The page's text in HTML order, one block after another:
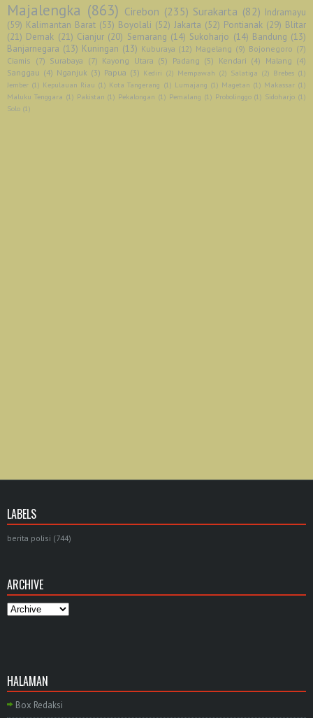
Majalengka (863) Cirebon (235) Surakarta (82) Indramayu
(59) Kalimantan Barat (53) Boyolali (52) Jakarta (52) Pontianak (29) Blitar
(21) Demak (21) Cianjur (20) Semarang (14) Sukoharjo (14) Bandung (13)
Banjarnegara (13) Kuningan (13) Kuburaya (12) Magelang (9) Bojonegoro (7)
Ciamis (7) Surabaya (7) Kayong Utara (5) Padang (5) Kendari (4) Malang (4)
Sanggau (4) Nganjuk (3) Papua (3) Kediri (2) Mempawah (2) Salatiga (2) Brebes (1)
Jember (1) Kepulauan Riau (1) Kota Tangerang (1) Lumajang (1) Magetan (1) Makassar (1)
Maluku Tenggara (1) Pakistan (1) Pekalongan (1) Pemalang (1) Probolinggo (1) Sidoharjo (1)
Solo (1)
LABELS
berita polisi (744)
ARCHIVE
HALAMAN
Box Redaksi